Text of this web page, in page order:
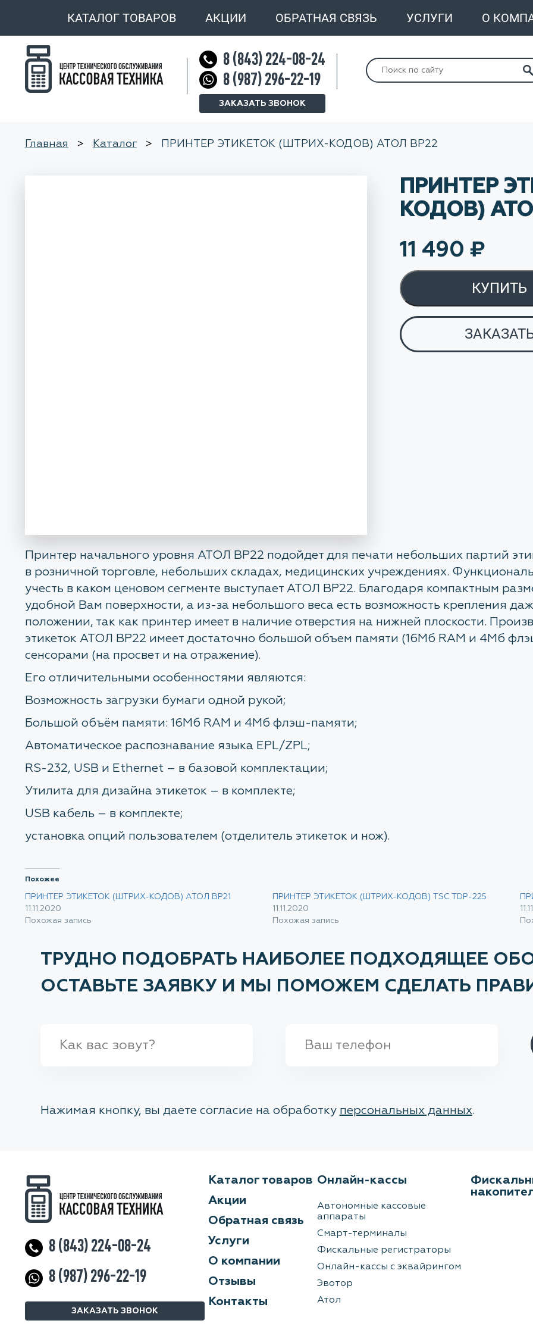
КАТАЛОГ ТОВАРОВ АКЦИИ ОБРАТНАЯ СВЯЗЬ УСЛУГИ О
8 (843) 224-08-24
8 (987) 296-22-19
ЗАКАЗАТЬ ЗВОНОК
Искать:
Главная > Каталог > ПРИНТЕР ЭТИКЕТОК (ШТРИХ-КОДОВ) АТОЛ BP22
ПРИНТЕР
КОДОВ)
11 490 ₽
КУПИТЬ
Принтер начального уровня АТОЛ BP22 подойдет для печати небольших партий
в розничной торговле, небольших складах, медицинских учреждениях.
учесть в каком ценовом сегменте выступает АТОЛ BP22. Благодаря компактным
удобной Вам поверхности, а из-за небольшого веса есть возможность крепления
положении, так как принтер имеет в наличие отверстия на нижней плоскости.
этикеток АТОЛ BP22 имеет достаточно большой объем памяти (16Мб RAM и 4Мб
сенсорами (на просвет и на отражение).
Его отличительными особенностями являются:
Возможность загрузки бумаги одной рукой;
Большой объём памяти: 16Мб RAM и 4Мб флэш-памяти;
Автоматическое распознавание языка EPL/ZPL;
RS-232, USB и Ethernet – в базовой комплектации;
Утилита для дизайна этикеток – в комплекте;
USB кабель – в комплекте;
установка опций пользователем (отделитель этикеток и нож).
Похожее
ПРИНТЕР ЭТИКЕТОК (ШТРИХ-КОДОВ) АТОЛ BP21
11.11.2020
Похожая запись
ПРИНТЕР ЭТИКЕТОК (ШТРИХ-КОДОВ) TSC TDP-225
11.11.2020
Похожая запись
ТРУДНО ПОДОБРАТЬ НАИБОЛЕЕ ПОДХОДЯЩЕЕ
ОСТАВЬТЕ ЗАЯВКУ И МЫ ПОМОЖЕМ СДЕЛАТЬ
Нажимая кнопку, вы даете согласие на обработку персональных данных.
8 (843) 224-08-24
8 (987) 296-22-19
ЗАКАЗАТЬ ЗВОНОК
Каталог товаров
Акции
Обратная связь
Услуги
О компании
Отзывы
Контакты
Онлайн-кассы
Автономные кассовые
аппараты
Смарт-терминалы
Фискальные регистраторы
Онлайн-кассы с эквайрингом
Эвотор
Атол